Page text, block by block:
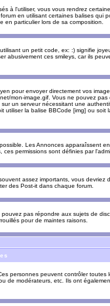
à l'utiliser, vous vous rendrez
en utilisant certaines balises qui
particulier lors de sa composition.
un petit code, ex: :) signifie
abusivement ces smileys, car ils
pour envoyer directement vos
mon-image.gif. Vous ne pouvez pas
un serveur nécessitant une
la balise BBCode [img] ou soit
Les Annonces apparaîssent
permissions sont définies par
assez importants, vous devriez
des Post-it dans chaque forum.
pas répondre aux sujets de
pour de maintes raisons.
personnes peuvent contrôler toutes
de modérateurs, etc. Ils ont